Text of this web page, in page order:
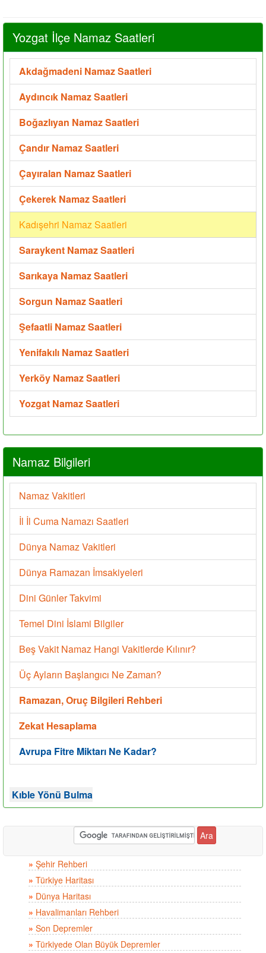
Yozgat İlçe Namaz Saatleri
Akdağmadeni Namaz Saatleri
Aydıncık Namaz Saatleri
Boğazlıyan Namaz Saatleri
Çandır Namaz Saatleri
Çayıralan Namaz Saatleri
Çekerek Namaz Saatleri
Kadışehri Namaz Saatleri
Saraykent Namaz Saatleri
Sarıkaya Namaz Saatleri
Sorgun Namaz Saatleri
Şefaatli Namaz Saatleri
Yenifakılı Namaz Saatleri
Yerköy Namaz Saatleri
Yozgat Namaz Saatleri
Namaz Bilgileri
Namaz Vakitleri
İl İl Cuma Namazı Saatleri
Dünya Namaz Vakitleri
Dünya Ramazan İmsakiyeleri
Dini Günler Takvimi
Temel Dini İslami Bilgiler
Beş Vakit Namaz Hangi Vakitlerde Kılınır?
Üç Ayların Başlangıcı Ne Zaman?
Ramazan, Oruç Bilgileri Rehberi
Zekat Hesaplama
Avrupa Fitre Miktarı Ne Kadar?
Kıble Yönü Bulma
» Şehir Rehberi
» Türkiye Haritası
» Dünya Haritası
» Havalimanları Rehberi
» Son Depremler
» Türkiyede Olan Büyük Depremler